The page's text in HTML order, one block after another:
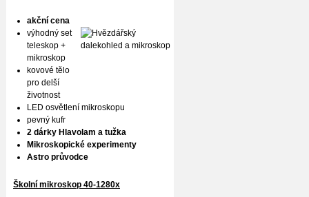
akční cena
výhodný set
teleskop +
mikroskop
kovové tělo
pro delší
životnost
LED osvětlení mikroskopu
pevný kufr
2 dárky Hlavolam a tužka
Mikroskopické experimenty
Astro průvodce
Školní mikroskop 40-1280x